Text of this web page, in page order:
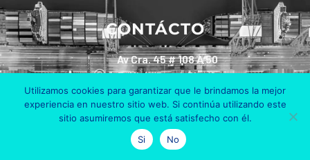
CONTÁCTO
Av Cra. 45 # 108 A 50
Edificio Bosch Piso 6
Bogotá, Colombia
+57 311 801 90 30
info@alsum.co
Utilizamos cookies para garantizar que le brindamos la mejor
experiencia en nuestro sitio web. Si continúa utilizando este
sitio asumiremos que está satisfecho con él.
Si
No